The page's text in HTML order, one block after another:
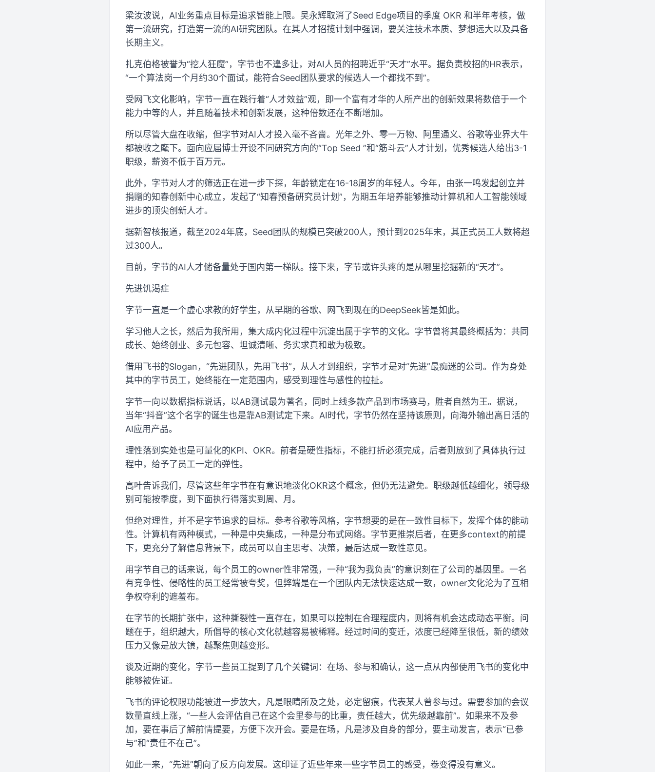
梁汝波说，AI业务重点目标是追求智能上限。吴永辉取消了Seed Edge项目的季度 OKR 和半年考核，做
第一流研究，打造第一流的AI研究团队。在其人才招揽计划中强调，要关注技术本质、梦想远大以及具备
长期主义。
扎克伯格被誉为“挖人狂魔”，字节也不遑多让，对AI人员的招聘近乎“天才”水平。据负责校招的HR表示，
“一个算法岗一个月约30个面试，能符合Seed团队要求的候选人一个都找不到”。
受网飞文化影响，字节一直在践行着“人才效益”观，即一个富有才华的人所产出的创新效果将数倍于一个
能力中等的人，并且随着技术和创新发展，这种倍数还在不断增加。
所以尽管大盘在收缩，但字节对AI人才投入毫不吝啬。光年之外、零一万物、阿里通义、谷歌等业界大牛
都被收之麾下。面向应届博士开设不同研究方向的“Top Seed ”和“筋斗云”人才计划，优秀候选人给出3-1
职级，薪资不低于百万元。
此外，字节对人才的筛选正在进一步下探，年龄锁定在16-18周岁的年轻人。今年，由张一鸣发起创立并
捐赠的知春创新中心成立，发起了“知春预备研究员计划”，为期五年培养能够推动计算机和人工智能领域
进步的顶尖创新人才。
据新智核报道，截至2024年底，Seed团队的规模已突破200人，预计到2025年末，其正式员工人数将超
过300人。
目前，字节的AI人才储备量处于国内第一梯队。接下来，字节或许头疼的是从哪里挖掘新的“天才”。
先进饥渴症
字节一直是一个虚心求教的好学生，从早期的谷歌、网飞到现在的DeepSeek皆是如此。
学习他人之长，然后为我所用，集大成内化过程中沉淀出属于字节的文化。字节曾将其最终概括为：共同
成长、始终创业、多元包容、坦诚清晰、务实求真和敢为极致。
借用飞书的Slogan，“先进团队，先用飞书”，从人才到组织，字节才是对“先进”最痴迷的公司。作为身处
其中的字节员工，始终能在一定范围内，感受到理性与感性的拉扯。
字节一向以数据指标说话，以AB测试最为著名，同时上线多款产品到市场赛马，胜者自然为王。据说，
当年“抖音”这个名字的诞生也是靠AB测试定下来。AI时代，字节仍然在坚持该原则，向海外输出高日活的
AI应用产品。
理性落到实处也是可量化的KPI、OKR。前者是硬性指标，不能打折必须完成，后者则放到了具体执行过
程中，给予了员工一定的弹性。
高叶告诉我们，尽管这些年字节在有意识地淡化OKR这个概念，但仍无法避免。职级越低越细化，领导级
别可能按季度，到下面执行得落实到周、月。
但绝对理性，并不是字节追求的目标。参考谷歌等风格，字节想要的是在一致性目标下，发挥个体的能动
性。计算机有两种模式，一种是中央集成，一种是分布式网络。字节更推崇后者，在更多context的前提
下，更充分了解信息背景下，成员可以自主思考、决策，最后达成一致性意见。
用字节自己的话来说，每个员工的owner性非常强，一种“我为我负责”的意识刻在了公司的基因里。一名
有竞争性、侵略性的员工经常被夸奖，但弊端是在一个团队内无法快速达成一致，owner文化沦为了互相
争权夺利的遮羞布。
在字节的长期扩张中，这种撕裂性一直存在，如果可以控制在合理程度内，则将有机会达成动态平衡。问
题在于，组织越大，所倡导的核心文化就越容易被稀释。经过时间的变迁，浓度已经降至很低，新的绩效
压力又像是放大镜，越聚焦则越变形。
谈及近期的变化，字节一些员工提到了几个关键词：在场、参与和确认，这一点从内部使用飞书的变化中
能够被佐证。
飞书的评论权限功能被进一步放大，凡是眼睛所及之处，必定留痕，代表某人曾参与过。需要参加的会议
数量直线上涨，“一些人会评估自己在这个会里参与的比重，责任越大，优先级越靠前”。如果来不及参
加，要在事后了解前情提要，方便下次开会。要是在场，凡是涉及自身的部分，要主动发言，表示“已参
与”和“责任不在己”。
如此一来，“先进”朝向了反方向发展。这印证了近些年来一些字节员工的感受，卷变得没有意义。